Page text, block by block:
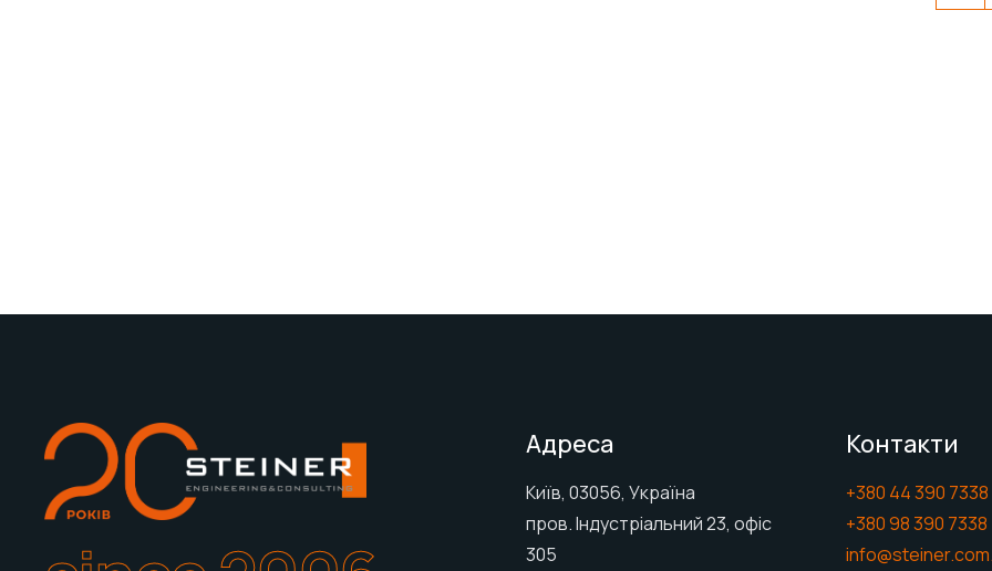
Адреса
Київ, 03056, Україна
пров. Індустріальний 23, офіс
305
Контакти
+380 44 390 7338
+380 98 390 7338